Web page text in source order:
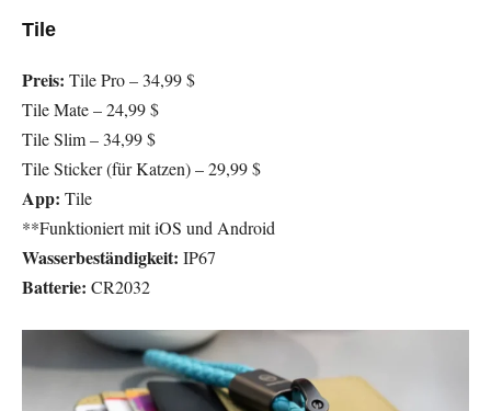
Tile
Preis: Tile Pro – 34,99 $
Tile Mate – 24,99 $
Tile Slim – 34,99 $
Tile Sticker (für Katzen) – 29,99 $
App: Tile
**Funktioniert mit iOS und Android
Wasserbeständigkeit: IP67
Batterie: CR2032